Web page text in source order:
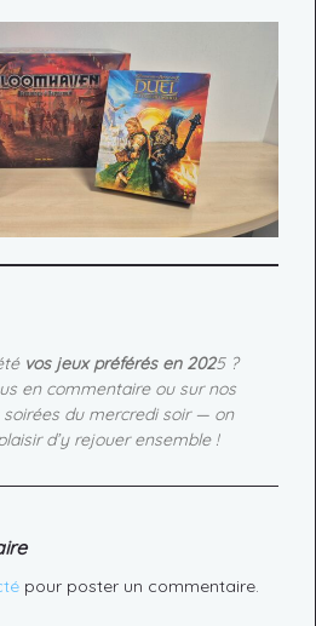
vos jeux préférés en 2025 ?
en commentaire ou sur nos
soirées du mercredi soir — on
d’y rejouer ensemble !
pour poster un commentaire.